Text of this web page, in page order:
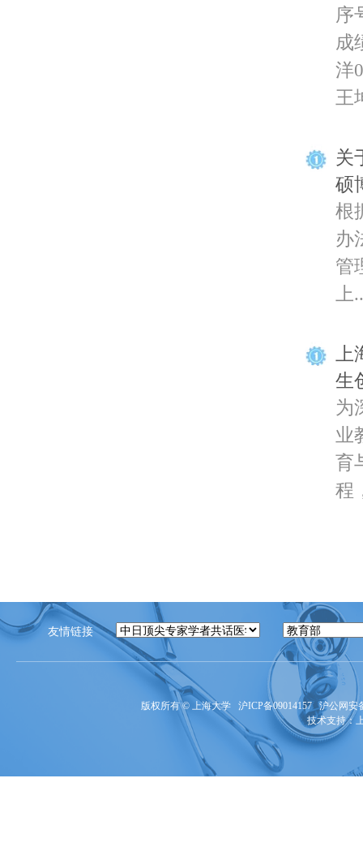
序
成
洋
王
关
硕
根
办
管
上
上
生
为
业
育
程
友情链接
版权所有 © 上海大学 沪ICP备09014157 沪公网安
技术支持：